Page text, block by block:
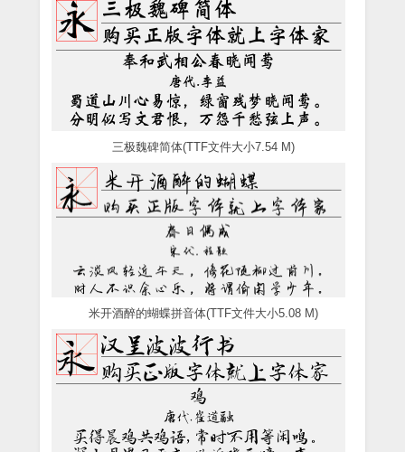
三极魏碑简体(TTF文件大小7.54 M)
米开酒醉的蝴蝶拼音体(TTF文件大小5.08 M)